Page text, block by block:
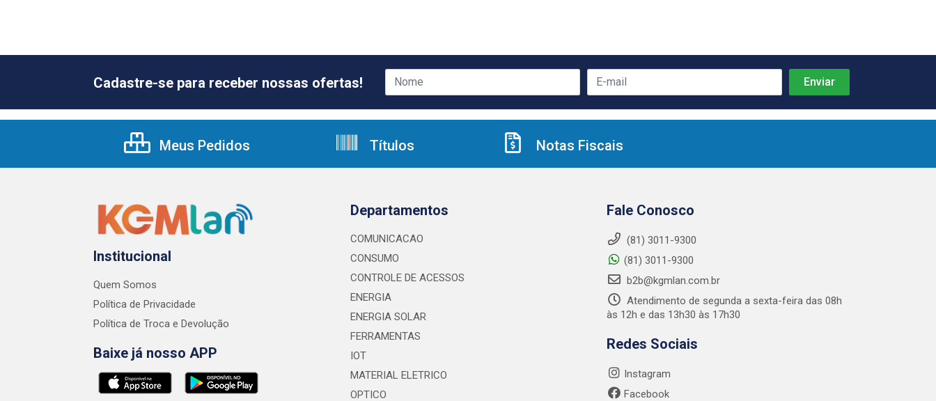
Cadastre-se para receber nossas ofertas!
Meus Pedidos Títulos Notas Fiscais
Institucional
Quem Somos
Política de Privacidade
Política de Troca e Devolução
Baixe já nosso APP
Departamentos
COMUNICACAO
CONSUMO
CONTROLE DE ACESSOS
ENERGIA
ENERGIA SOLAR
FERRAMENTAS
IOT
MATERIAL ELETRICO
OPTICO
Fale Conosco
(81) 3011-9300
(81) 3011-9300
b2b@kgmlan.com.br
Atendimento de segunda a sexta-feira das 08h
às 12h e das 13h30 às 17h30
Redes Sociais
Instagram
Facebook